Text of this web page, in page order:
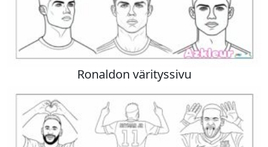
Ronaldon värityssivu